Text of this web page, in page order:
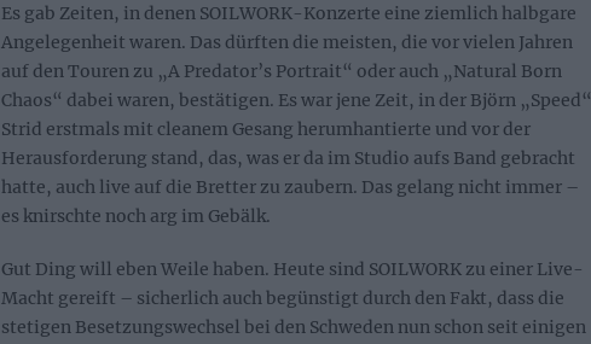
Es gab Zeiten, in denen SOILWORK-Konzerte eine ziemlich halbgare
Angelegenheit waren. Das dürften die meisten, die vor vielen Jahren
auf den Touren zu „A Predator’s Portrait“ oder auch „Natural Born
Chaos“ dabei waren, bestätigen. Es war jene Zeit, in der Björn „Speed“
Strid erstmals mit cleanem Gesang herumhantierte und vor der
Herausforderung stand, das, was er da im Studio aufs Band gebracht
hatte, auch live auf die Bretter zu zaubern. Das gelang nicht immer –
es knirschte noch arg im Gebälk.
Gut Ding will eben Weile haben. Heute sind SOILWORK zu einer Live-
Macht gereift – sicherlich auch begünstigt durch den Fakt, dass die
stetigen Besetzungswechsel bei den Schweden nun schon seit einigen